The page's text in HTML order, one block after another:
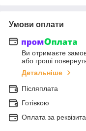
Умови оплати
Ви отримаєте
або гроші
Детальніше
Післяплата
Готівкою
Оплата за